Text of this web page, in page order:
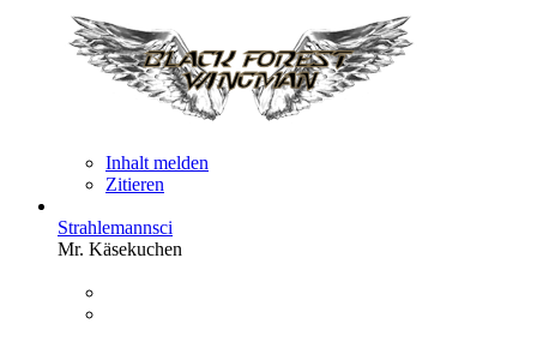
Inhalt melden
Zitieren
Strahlemannsci
Mr. Käsekuchen